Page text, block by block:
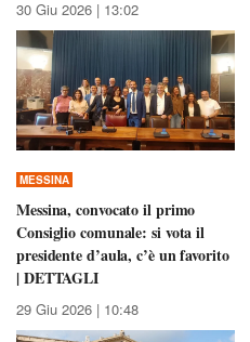
30 Giu 2026 | 13:02
MESSINA
Messina, convocato il primo
Consiglio comunale: si vota il
presidente d’aula, c’è un favorito
| DETTAGLI
29 Giu 2026 | 10:48